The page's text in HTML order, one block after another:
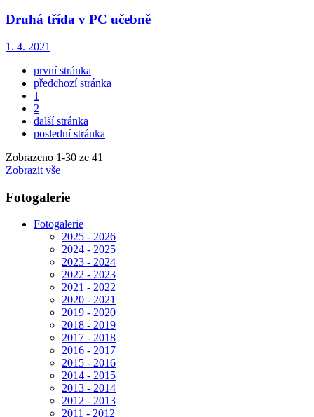
Druhá třída v PC učebně
1. 4. 2021
první stránka
předchozí stránka
1
2
další stránka
poslední stránka
Zobrazeno 1-30 ze 41
Zobrazit vše
Fotogalerie
Fotogalerie
2025 - 2026
2024 - 2025
2023 - 2024
2022 - 2023
2021 - 2022
2020 - 2021
2019 - 2020
2018 - 2019
2017 - 2018
2016 - 2017
2015 - 2016
2014 - 2015
2013 - 2014
2012 - 2013
2011 - 2012